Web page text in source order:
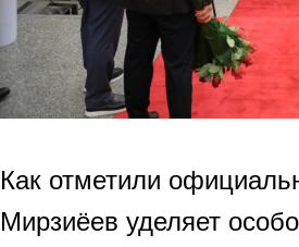
Как отметили
Мирзиёев уделяет